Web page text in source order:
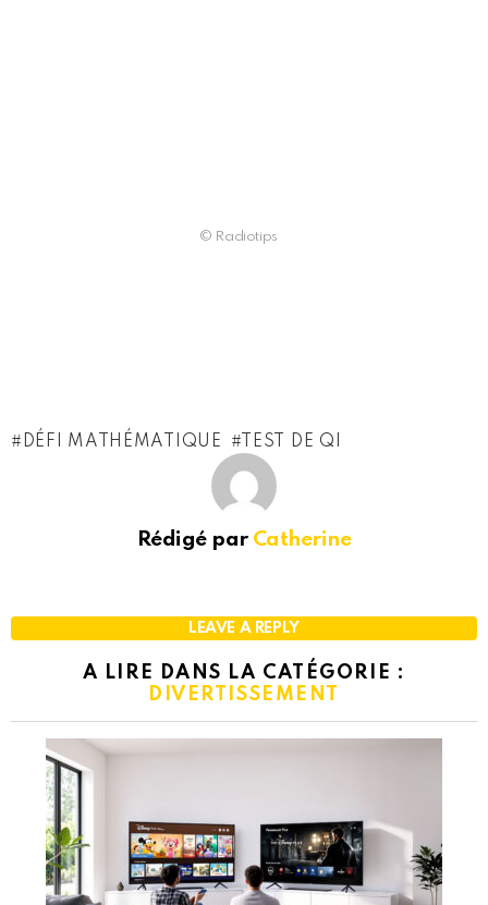
© Radiotips
DÉFI MATHÉMATIQUE TEST DE QI
Rédigé par Catherine
LEAVE A REPLY
A LIRE DANS LA CATÉGORIE :
DIVERTISSEMENT